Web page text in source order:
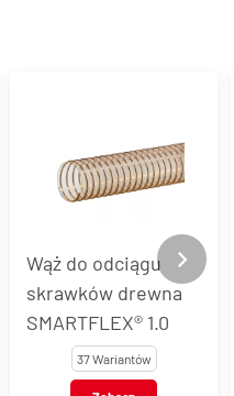
Wąż do odciągu
skrawków drewna
SMARTFLEX® 1.0
37 Wariantów